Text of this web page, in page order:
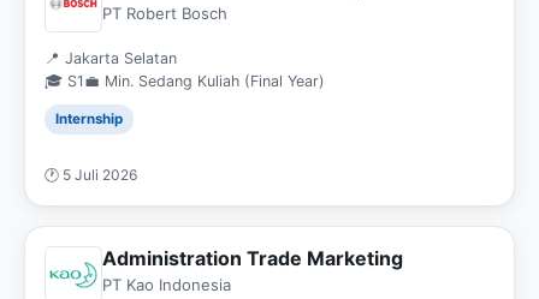
PT Robert Bosch
📍 Jakarta Selatan
🎓 S1 💼 Min. Sedang Kuliah (Final Year)
Internship
🕐 5 Juli 2026
Administration Trade Marketing
PT Kao Indonesia